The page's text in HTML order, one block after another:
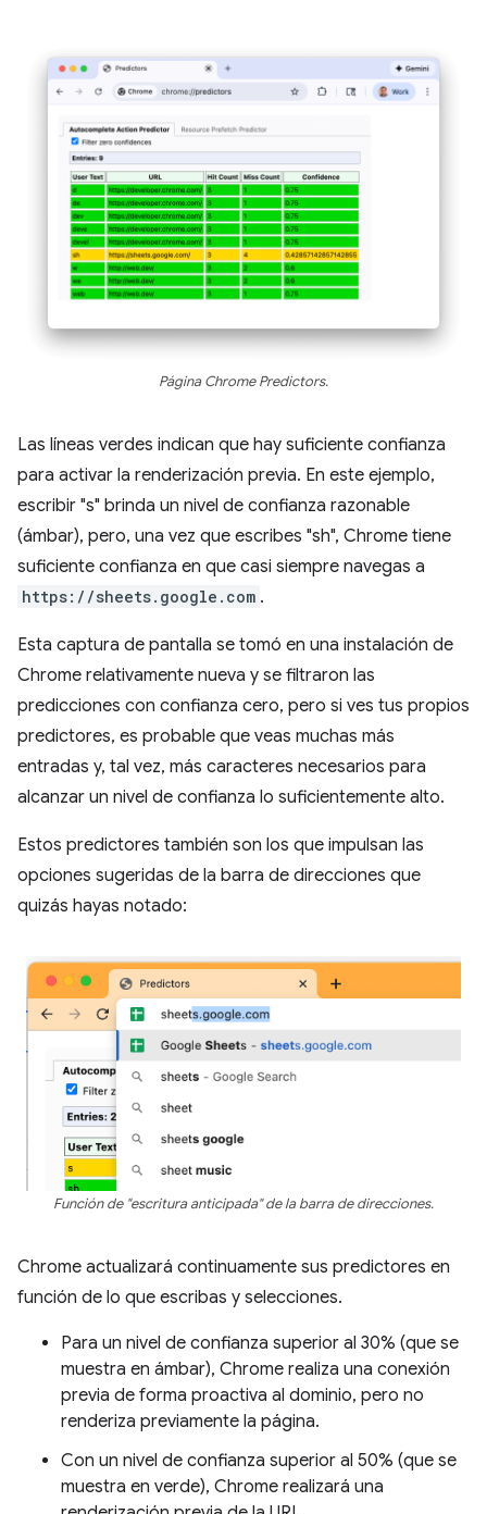
Página Chrome Predictors.
Las líneas verdes indican que hay suficiente confianza
para activar la renderización previa. En este ejemplo,
escribir "s" brinda un nivel de confianza razonable
(ámbar), pero, una vez que escribes "sh", Chrome tiene
suficiente confianza en que casi siempre navegas a
https://sheets.google.com .
Esta captura de pantalla se tomó en una instalación de
Chrome relativamente nueva y se filtraron las
predicciones con confianza cero, pero si ves tus propios
predictores, es probable que veas muchas más
entradas y, tal vez, más caracteres necesarios para
alcanzar un nivel de confianza lo suficientemente alto.
Estos predictores también son los que impulsan las
opciones sugeridas de la barra de direcciones que
quizás hayas notado:
Función de "escritura anticipada" de la barra de direcciones.
Chrome actualizará continuamente sus predictores en
función de lo que escribas y selecciones.
Para un nivel de confianza superior al 30% (que se
muestra en ámbar), Chrome realiza una conexión
previa de forma proactiva al dominio, pero no
renderiza previamente la página.
Con un nivel de confianza superior al 50% (que se
muestra en verde), Chrome realizará una